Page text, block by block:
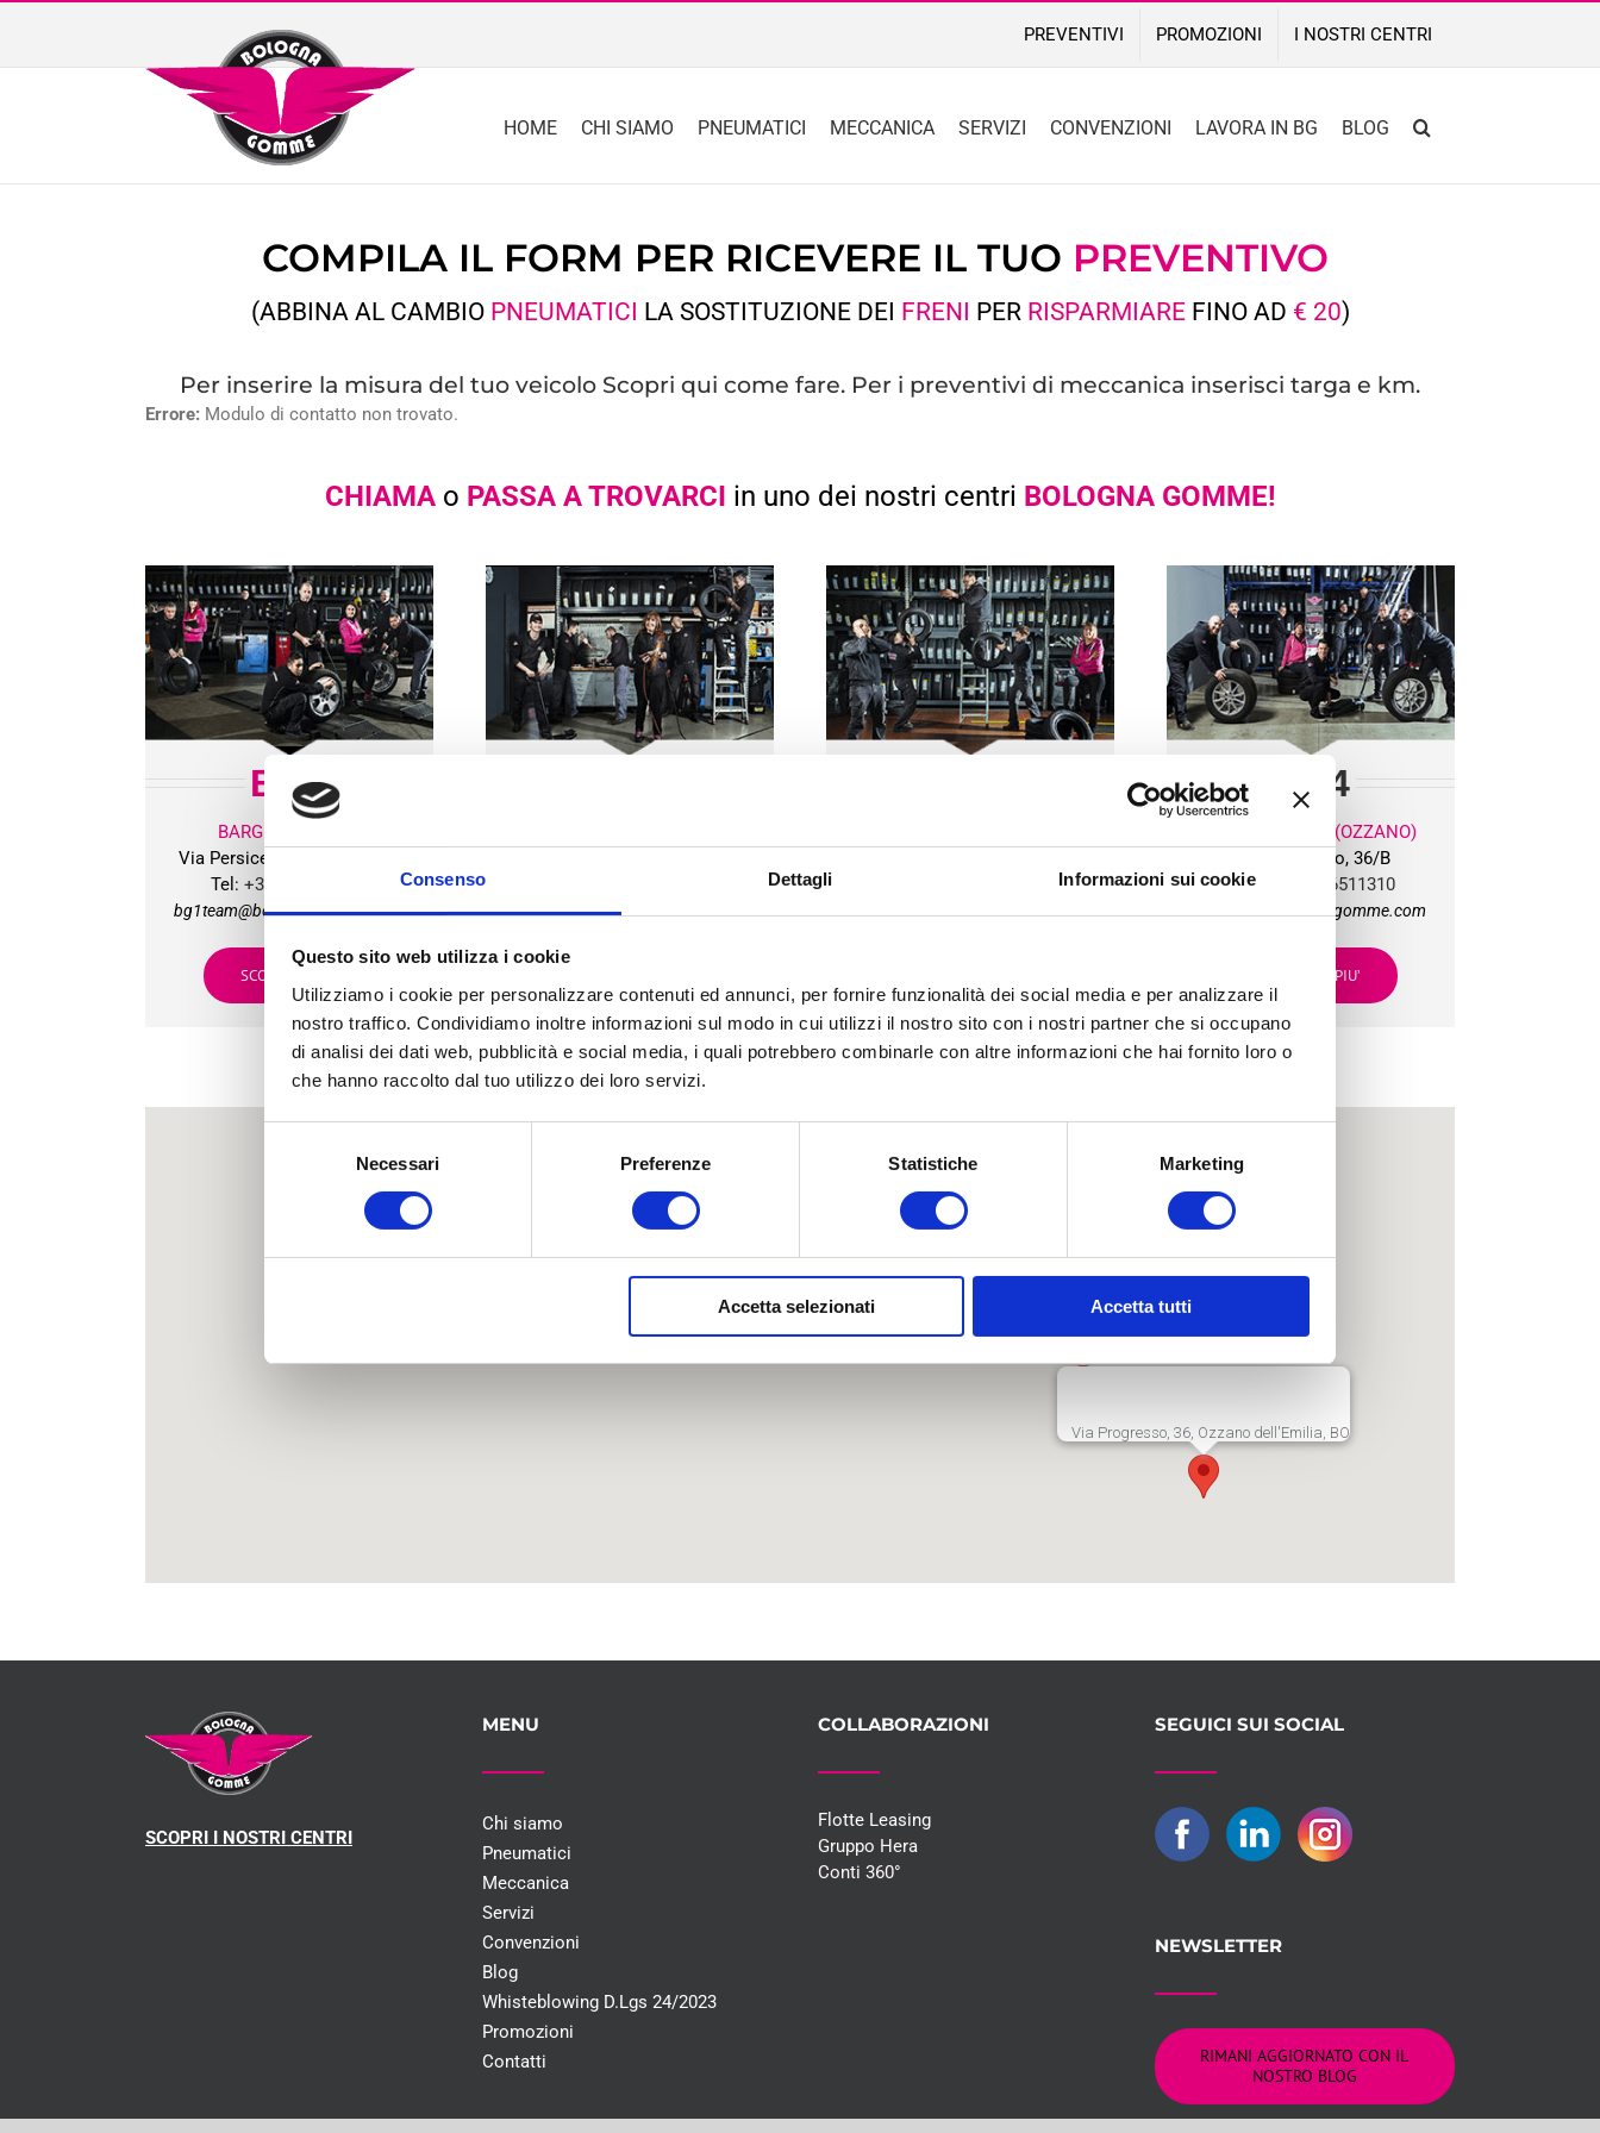
Consenso Dettagli Informazioni sui cookie
Questo sito web utilizza i cookie
Utilizziamo i cookie per personalizzare contenuti ed annunci, per fornire funzionalità dei social media e per analizzare il
nostro traffico. Condividiamo inoltre informazioni sul modo in cui utilizzi il nostro sito con i nostri partner che si occupano
di analisi dei dati web, pubblicità e social media, i quali potrebbero combinarle con altre informazioni che hai fornito loro o
che hanno raccolto dal tuo utilizzo dei loro servizi.
Necessari Preferenze Statistiche Marketing
Accetta selezionati Accetta tutti
content
PREVENTIVI PROMOZIONI I NOSTRI CENTRI
HOME CHI SIAMO PNEUMATICI MECCANICA SERVIZI CONVENZIONI LAVORA IN BG BLOG
COMPILA IL FORM PER RICEVERE IL TUO PREVENTIVO
(ABBINA AL CAMBIO PNEUMATICI LA SOSTITUZIONE DEI FRENI PER RISPARMIAREFINO AD € 20)
Per inserire la misura del tuo veicolo Scopri qui come fare. Per i preventivi di meccanica inserisci targa e km.
Errore: Modulo di contatto non trovato.
CHIAMAo PASSA A TROVARCI in uno dei nostri centri BOLOGNA GOMME!
BG1
BARGELLINO (BO)
Via Persicetana Vecchia, 20
Tel: +39 051 406215
bg1team@bolognagomme.com
SCOPRI DI PIU’
bg2team@bolognagomme.com bg3team@bolognagomme.com
BG 4
PONTE RIZZOLI (OZZANO)
Via Progresso, 36/B
Tel:
+39 051 6511310
bg4team@bolognagomme.com
SCOPRI DI PIU’
Ecco dove sono i nostri centri
Via Persicetana Vecchia, 20, Bologna, BO
Via Marco Emilio Lepido, 225, Bologna, BO
Via Progresso, 36, Ozzano dell'Emilia, BO
SCOPRI I NOSTRI CENTRI
MENU
Chi siamo
Pneumatici
Meccanica
Servizi
Convenzioni
Blog
Whisteblowing D.Lgs 24/2023
Promozioni
Contatti
COLLABORAZIONI
Flotte Leasing
Gruppo Hera
Conti 360°
SEGUICI SUI SOCIAL
NEWSLETTER
RIMANI AGGIORNATO CON IL
NOSTRO BLOG